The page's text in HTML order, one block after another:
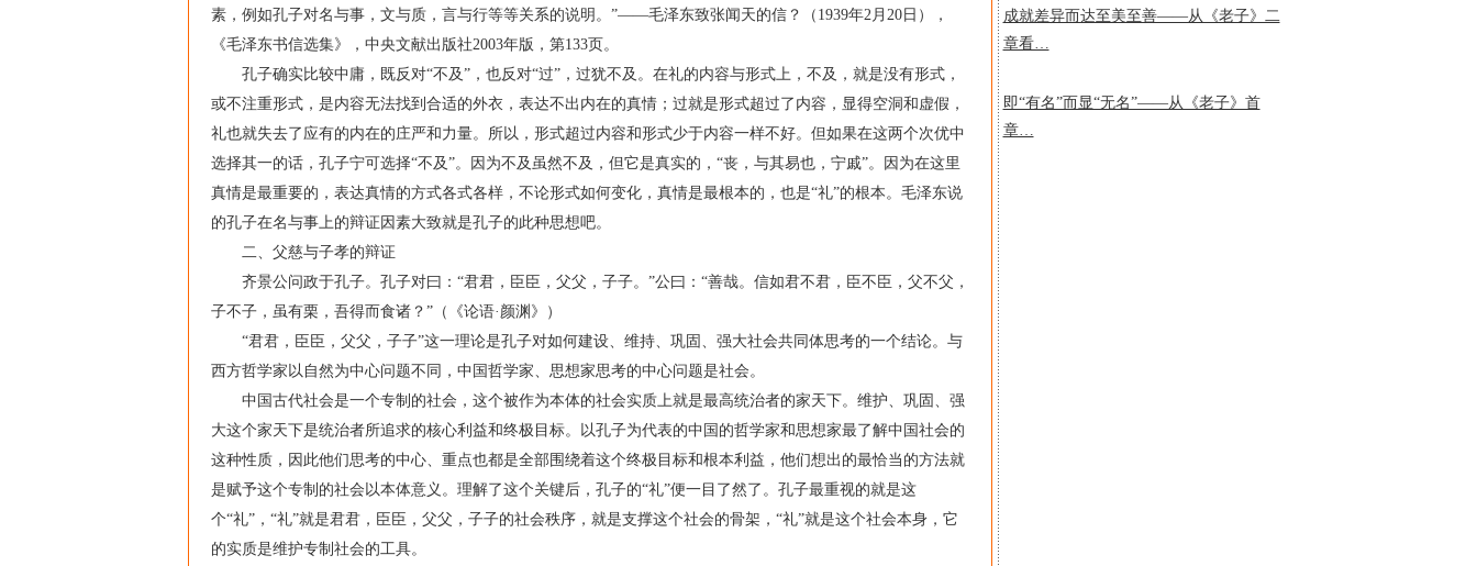
素，例如孔子对名与事，文与质，言与行等等关系的说明。”——毛泽东致张闻天的信？（1939年2月20日），
《毛泽东书信选集》，中央文献出版社2003年版，第133页。
孔子确实比较中庸，既反对“不及”，也反对“过”，过犹不及。在礼的内容与形式上，不及，就是没有形式，
或不注重形式，是内容无法找到合适的外衣，表达不出内在的真情；过就是形式超过了内容，显得空洞和虚假，
礼也就失去了应有的内在的庄严和力量。所以，形式超过内容和形式少于内容一样不好。但如果在这两个次优中
选择其一的话，孔子宁可选择“不及”。因为不及虽然不及，但它是真实的，“丧，与其易也，宁戚”。因为在这里
真情是最重要的，表达真情的方式各式各样，不论形式如何变化，真情是最根本的，也是“礼”的根本。毛泽东说
的孔子在名与事上的辩证因素大致就是孔子的此种思想吧。
二、父慈与子孝的辩证
齐景公问政于孔子。孔子对曰：“君君，臣臣，父父，子子。”公曰：“善哉。信如君不君，臣不臣，父不父，
子不子，虽有栗，吾得而食诸？”（《论语·颜渊》）
“君君，臣臣，父父，子子”这一理论是孔子对如何建设、维持、巩固、强大社会共同体思考的一个结论。与
西方哲学家以自然为中心问题不同，中国哲学家、思想家思考的中心问题是社会。
中国古代社会是一个专制的社会，这个被作为本体的社会实质上就是最高统治者的家天下。维护、巩固、强
大这个家天下是统治者所追求的核心利益和终极目标。以孔子为代表的中国的哲学家和思想家最了解中国社会的
这种性质，因此他们思考的中心、重点也都是全部围绕着这个终极目标和根本利益，他们想出的最恰当的方法就
是赋予这个专制的社会以本体意义。理解了这个关键后，孔子的“礼”便一目了然了。孔子最重视的就是这
个“礼”，“礼”就是君君，臣臣，父父，子子的社会秩序，就是支撑这个社会的骨架，“礼”就是这个社会本身，它
的实质是维护专制社会的工具。
成就差异而达至美至善——从《老子》二
章看…
即“有名”而显“无名”——从《老子》首
章…